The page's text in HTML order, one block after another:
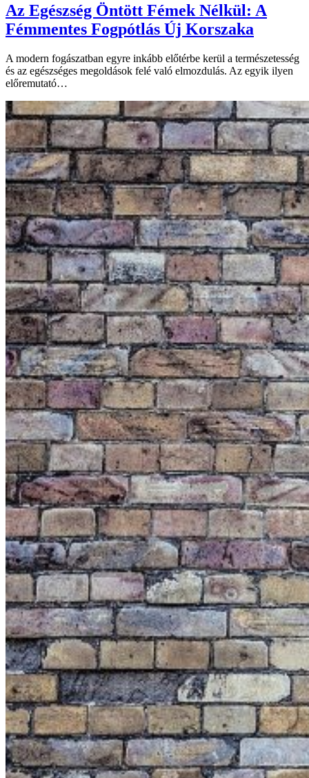
Az Egészség Öntött Fémek Nélkül: A
Fémmentes Fogpótlás Új Korszaka
A modern fogászatban egyre inkább előtérbe kerül a természetesség
és az egészséges megoldások felé való elmozdulás. Az egyik ilyen
előremutató…